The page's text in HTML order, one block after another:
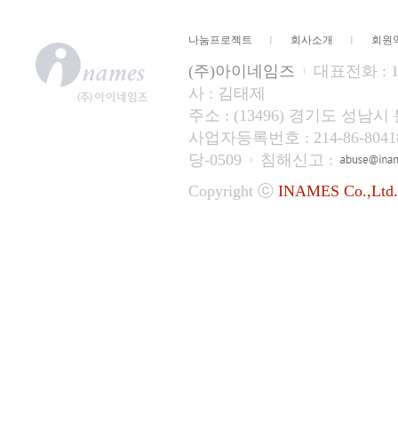
나눔프로젝트 회사소개 회원
(주)아이네임즈
대표전화 :
사 : 김태제
주소 : (13496) 경기도 성남
사업자등록번호 : 214-86-
당-0509
침해신고 :
Copyright ⓒ INAMES Co.,Ltd.